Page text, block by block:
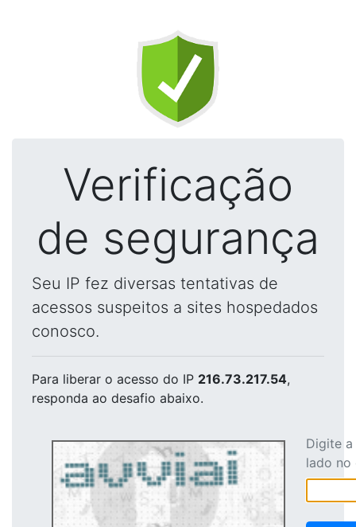
Verificação
de segurança
Seu IP fez diversas tentativas de
acessos suspeitos a sites hospedados
conosco.
Para liberar o acesso do IP 216.73.217.54,
responda ao desafio abaixo.
Digite
lado no